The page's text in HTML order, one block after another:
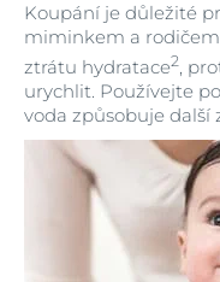
Koupání je důležité
miminkem a
ztrátu hydratace2,
urychlit. Používejte
voda způsobuje další